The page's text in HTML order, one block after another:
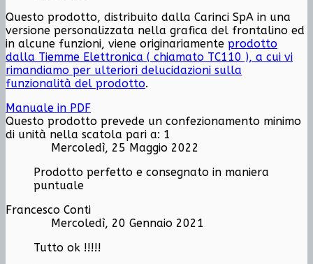
Questo prodotto, distribuito dalla Carinci SpA in una
versione personalizzata nella grafica del frontalino ed
in alcune funzioni, viene originariamente prodotto
dalla Tiemme Elettronica ( chiamato TC110 ), a cui vi
rimandiamo per ulteriori delucidazioni sulla
funzionalità del prodotto.
Manuale in PDF
Questo prodotto prevede un confezionamento minimo
di unità nella scatola pari a: 1
Mercoledì, 25 Maggio 2022
Prodotto perfetto e consegnato in maniera
puntuale
Francesco Conti
Mercoledì, 20 Gennaio 2021
Tutto ok !!!!!